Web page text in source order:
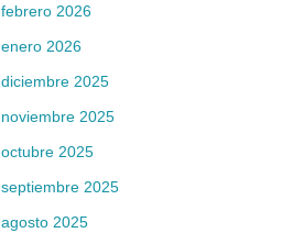
febrero 2026
enero 2026
diciembre 2025
noviembre 2025
octubre 2025
septiembre 2025
agosto 2025